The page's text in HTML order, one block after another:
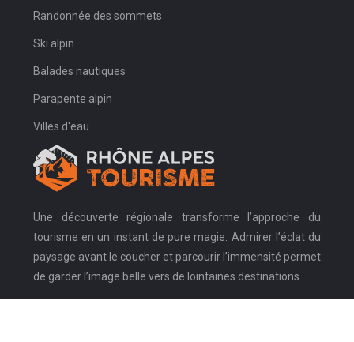
Randonnée des sommets
Ski alpin
Balades nautiques
Parapente alpin
Villes d'eau
Une découverte régionale transforme l’approche du
tourisme en un instant de pure magie. Admirer l’éclat du
paysage avant le coucher et parcourir l’immensité permet
de garder l’image belle vers de lointaines destinations.